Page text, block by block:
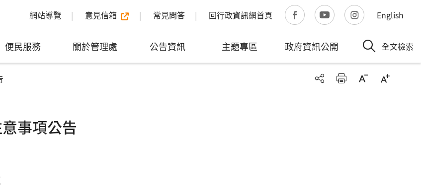
網站導覽 意見信箱 常見問答 回行政資訊網首頁 English
便民服務 關於管理處 公告資訊 主題專區 政府資訊公開 全文檢索
事項公告